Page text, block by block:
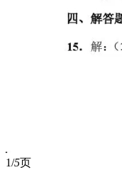
1/5页